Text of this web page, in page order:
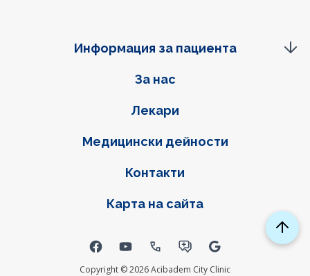
Фуутер навигация
За нас
Лекари
Медицински дейности
Контакти
Карта на сайта
Информация за пациента
Copyright © 2026 Acibadem City Clinic
Social links